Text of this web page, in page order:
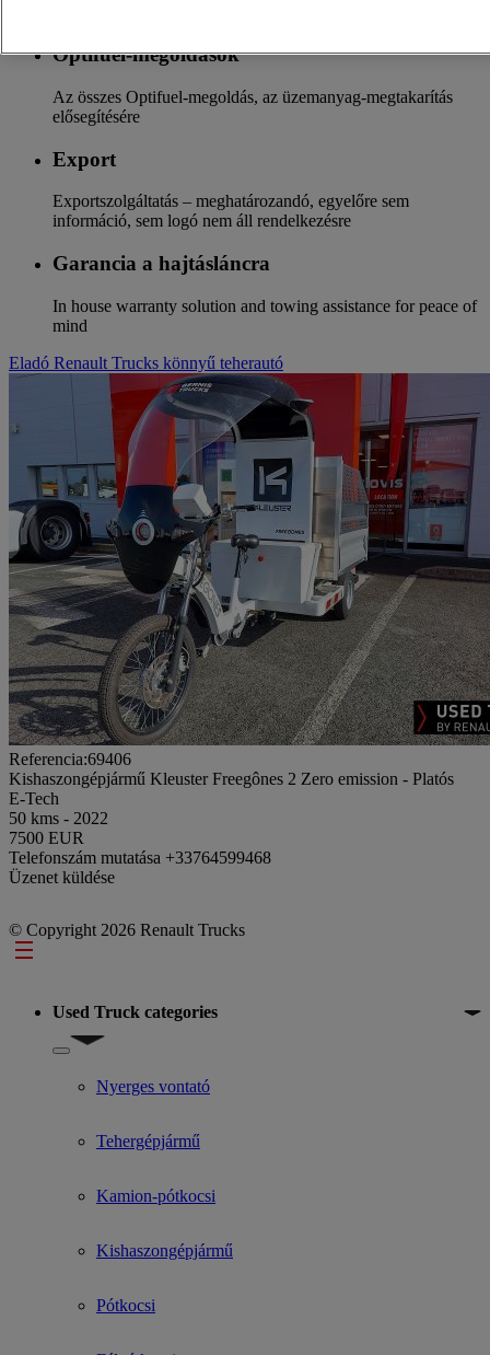
Optifuel-megoldások
Az összes Optifuel-megoldás, az üzemanyag-megtakarítás
elősegítésére
Export
Exportszolgáltatás – meghatározandó, egyelőre sem
információ, sem logó nem áll rendelkezésre
Garancia a hajtásláncra
In house warranty solution and towing assistance for peace of
mind
Eladó Renault Trucks könnyű teherautó
Referencia:69406
Kishaszongépjármű Kleuster Freegônes 2 Zero emission - Platós
E-Tech
50 kms - 2022
7500 EUR
Telefonszám mutatása +33764599468
Üzenet küldése
© Copyright 2026 Renault Trucks
Footer
Used Truck categories
Show submenu for Used Truck categories
Nyerges vontató
Tehergépjármű
Kamion-pótkocsi
Kishaszongépjármű
Pótkocsi